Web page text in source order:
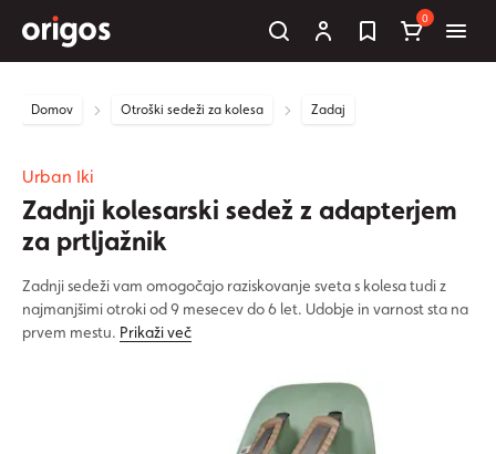
0
Domov Otroški sedeži za kolesa Zadaj
Urban Iki
Zadnji kolesarski sedež z adapterjem
za prtljažnik
Zadnji sedeži vam omogočajo raziskovanje sveta s kolesa tudi z
najmanjšimi otroki od 9 mesecev do 6 let. Udobje in varnost sta na
prvem mestu. Prikaži več